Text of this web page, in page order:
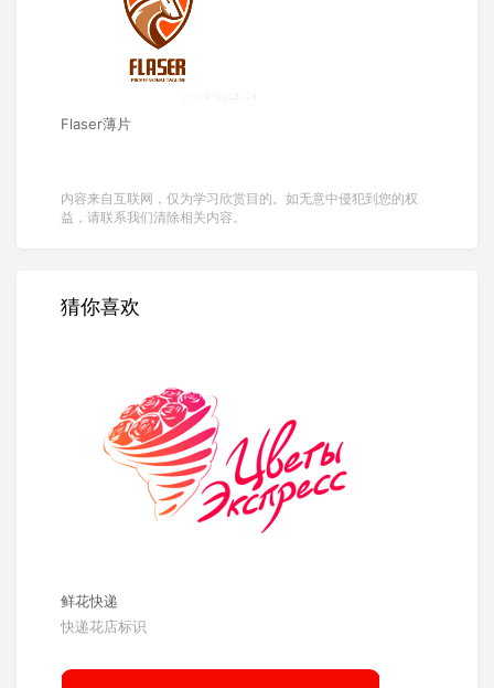
Flaser薄片
内容来自互联网，仅为学习欣赏目的。如无意中侵犯到您的权
益，请联系我们清除相关内容。
猜你喜欢
鲜花快递
快递花店标识